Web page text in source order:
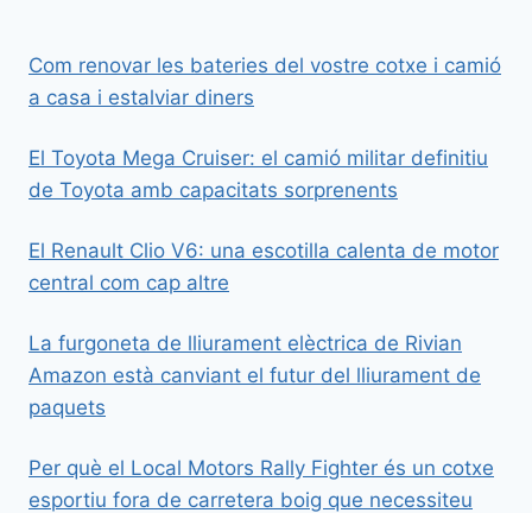
Com renovar les bateries del vostre cotxe i camió
a casa i estalviar diners
El Toyota Mega Cruiser: el camió militar definitiu
de Toyota amb capacitats sorprenents
El Renault Clio V6: una escotilla calenta de motor
central com cap altre
La furgoneta de lliurament elèctrica de Rivian
Amazon està canviant el futur del lliurament de
paquets
Per què el Local Motors Rally Fighter és un cotxe
esportiu fora de carretera boig que necessiteu